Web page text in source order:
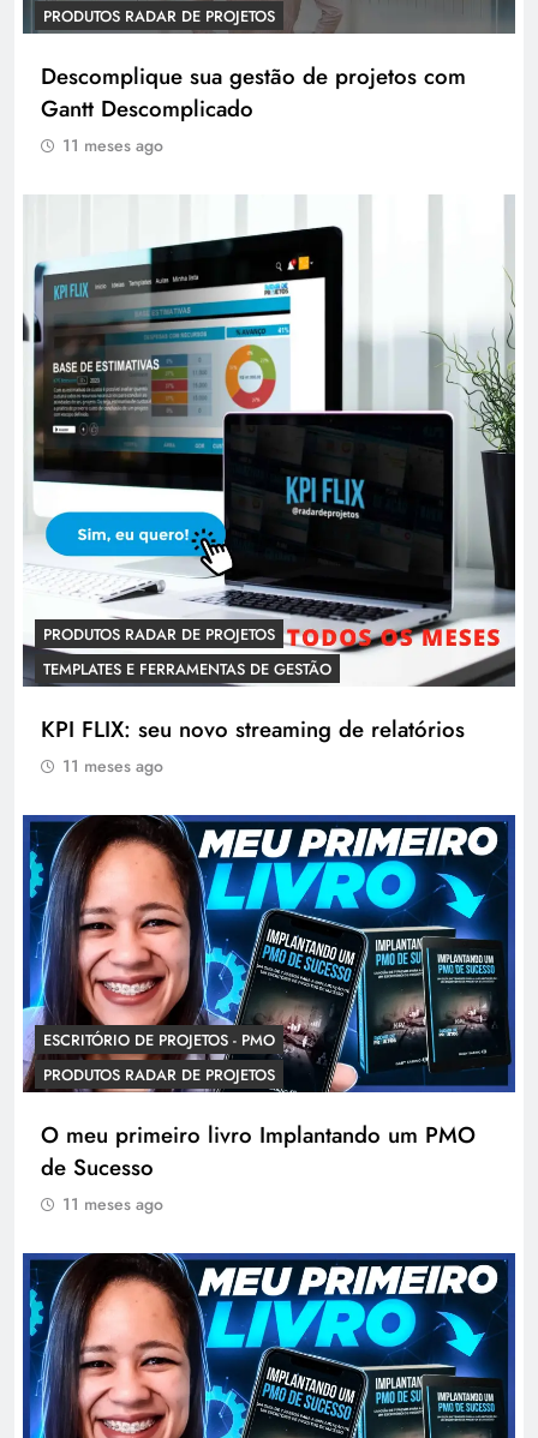
PRODUTOS RADAR DE PROJETOS
Descomplique sua gestão de projetos com
Gantt Descomplicado
11 meses ago
PRODUTOS RADAR DE PROJETOS
TEMPLATES E FERRAMENTAS DE GESTÃO
KPI FLIX: seu novo streaming de relatórios
11 meses ago
ESCRITÓRIO DE PROJETOS - PMO
PRODUTOS RADAR DE PROJETOS
O meu primeiro livro Implantando um PMO
de Sucesso
11 meses ago